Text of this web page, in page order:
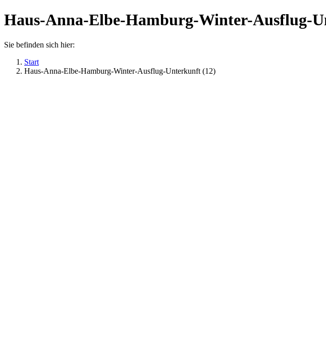
Haus-Anna-Elbe-Hamburg-Winter-Ausflug-
Sie befinden sich hier:
Start
Haus-Anna-Elbe-Hamburg-Winter-Ausflug-Unterkunft (12)